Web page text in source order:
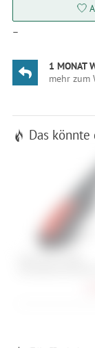
—
1 MONAT
mehr zum
Das